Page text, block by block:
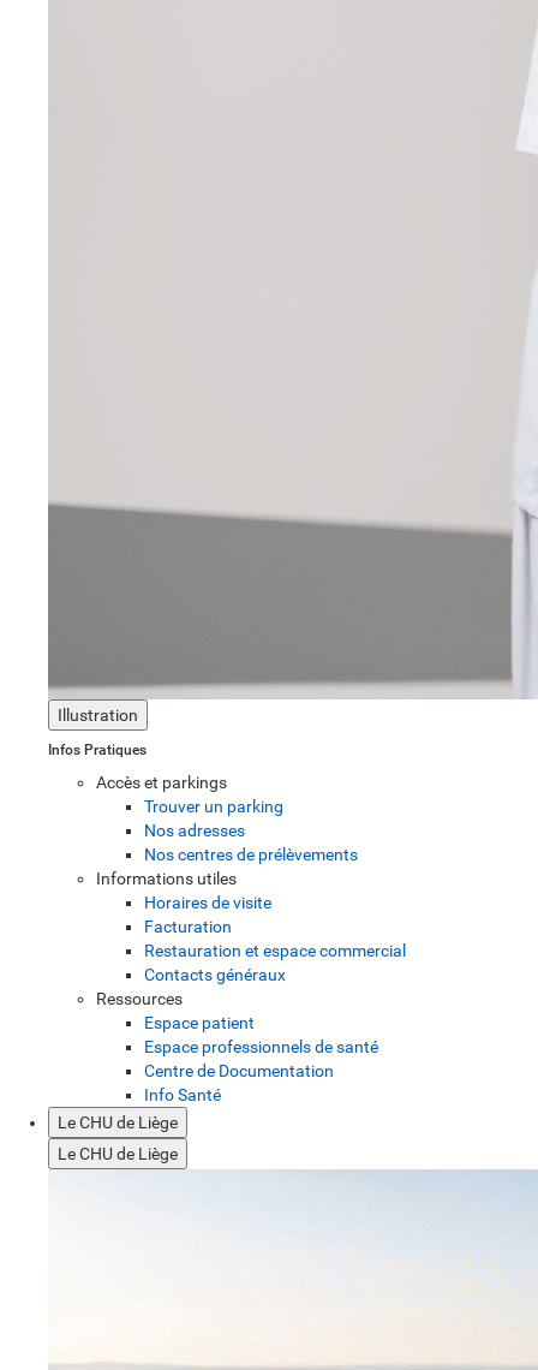
Illustration
Infos Pratiques
Accès et parkings
Trouver un parking
Nos adresses
Nos centres de prélèvements
Informations utiles
Horaires de visite
Facturation
Restauration et espace commercial
Contacts généraux
Ressources
Espace patient
Espace professionnels de santé
Centre de Documentation
Info Santé
Le CHU de Liège
Le CHU de Liège